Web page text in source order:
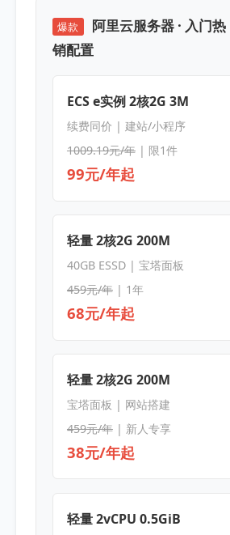
爆款
阿里云服务器 · 入门热
销配置
ECS e实例 2核2G 3M
续费同价 | 建站/小程序
1009.19元/年| 限1件
99元/年起
轻量 2核2G 200M
40GB ESSD | 宝塔面板
459元/年| 1年
68元/年起
轻量 2核2G 200M
宝塔面板 | 网站搭建
459元/年| 新人专享
38元/年起
轻量 2vCPU 0.5GiB